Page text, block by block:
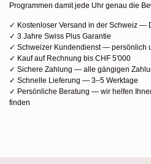
Programmen damit jede Uhr genau die
✓ Kostenloser Versand in der Schweiz —
✓ 3 Jahre Swiss Plus Garantie
✓ Schweizer Kundendienst — persönlich
✓ Kauf auf Rechnung bis CHF 5'000
✓ Sichere Zahlung — alle gängigen
✓ Schnelle Lieferung — 3–5 Werktage
✓ Persönliche Beratung — wir helfen
finden